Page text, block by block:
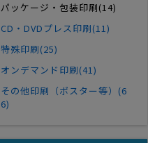
パッケージ・包装印刷(14)
CD・DVDプレス印刷(11)
特殊印刷(25)
オンデマンド印刷(41)
その他印刷（ポスター等）(6
6)